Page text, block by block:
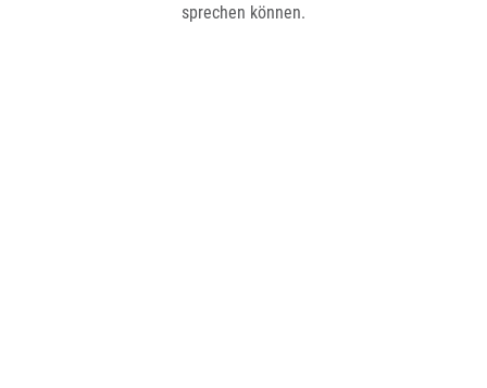
sprechen können.